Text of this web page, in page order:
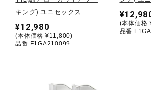
ウォーキングシューズ
キング) ユニセックス
¥12,980
(本体価格 ¥11,800)
品番 F1GA210099
(本体価格
品番